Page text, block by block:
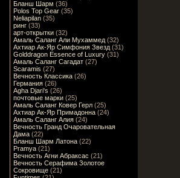
Бланш Шарм (36)
Polos Top Gear (35)
Neliapilan (35)
ринг (33)
арт-открытки (32)
Амаль Саланг Али Мухаммед (32)
Ахтиар Ак-Яр Симфония Звезд (31)
Golddragon Essence of Luxury (31)
Амаль Саланг Сагадат (27)
Scaramis (27)
Вечность Классика (26)
Германия (26)
Agha Djari's (26)
почтовые марки (25)
Амаль Саланг Ковер Герл (25)
Ахтиар Ак-Яр Примадонна (24)
Амаль Саланг Алия (24)
Вечность Гранд Очаровательная
Дама (22)
Бланш Шарм Латона (22)
Pramya (21)
Вечность Агни Абраксас (21)
Вечность Серафима Золотое
Сокровище (21)